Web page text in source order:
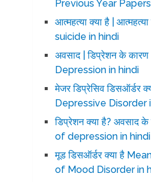
Previous Year
आत्महत्या क्या है | आत्महत्या
suicide in hindi
अवसाद | डिप्रेशन के
Depression in hindi
मेजर डिप्रेसिव डिसऑर्डर
Depressive Disorder
डिप्रेशन क्या है? अवसाद
of depression in hindi
मूड डिसऑर्डर क्या है
of Mood Disorder in